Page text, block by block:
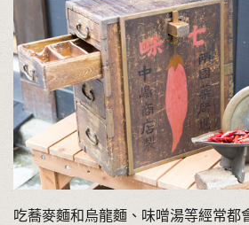
吃蕎麥麵和烏龍麵、味噌湯等經常都